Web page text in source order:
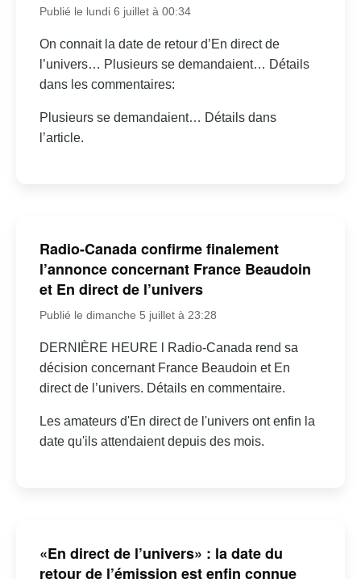
Publié le lundi 6 juillet à 00:34
On connait la date de retour d’En direct de
l’univers… Plusieurs se demandaient… Détails
dans les commentaires:
Plusieurs se demandaient… Détails dans
l’article.
Radio-Canada confirme finalement
l’annonce concernant France Beaudoin
et En direct de l’univers
Publié le dimanche 5 juillet à 23:28
DERNIÈRE HEURE l Radio-Canada rend sa
décision concernant France Beaudoin et En
direct de l’univers. Détails en commentaire.
Les amateurs d'En direct de l'univers ont enfin la
date qu'ils attendaient depuis des mois.
«En direct de l’univers» : la date du
retour de l’émission est enfin connue